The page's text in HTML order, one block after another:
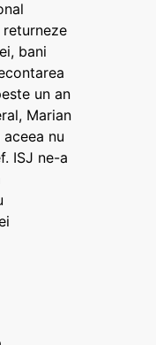
bani
un an
Marian
nu
ISJ ne-a